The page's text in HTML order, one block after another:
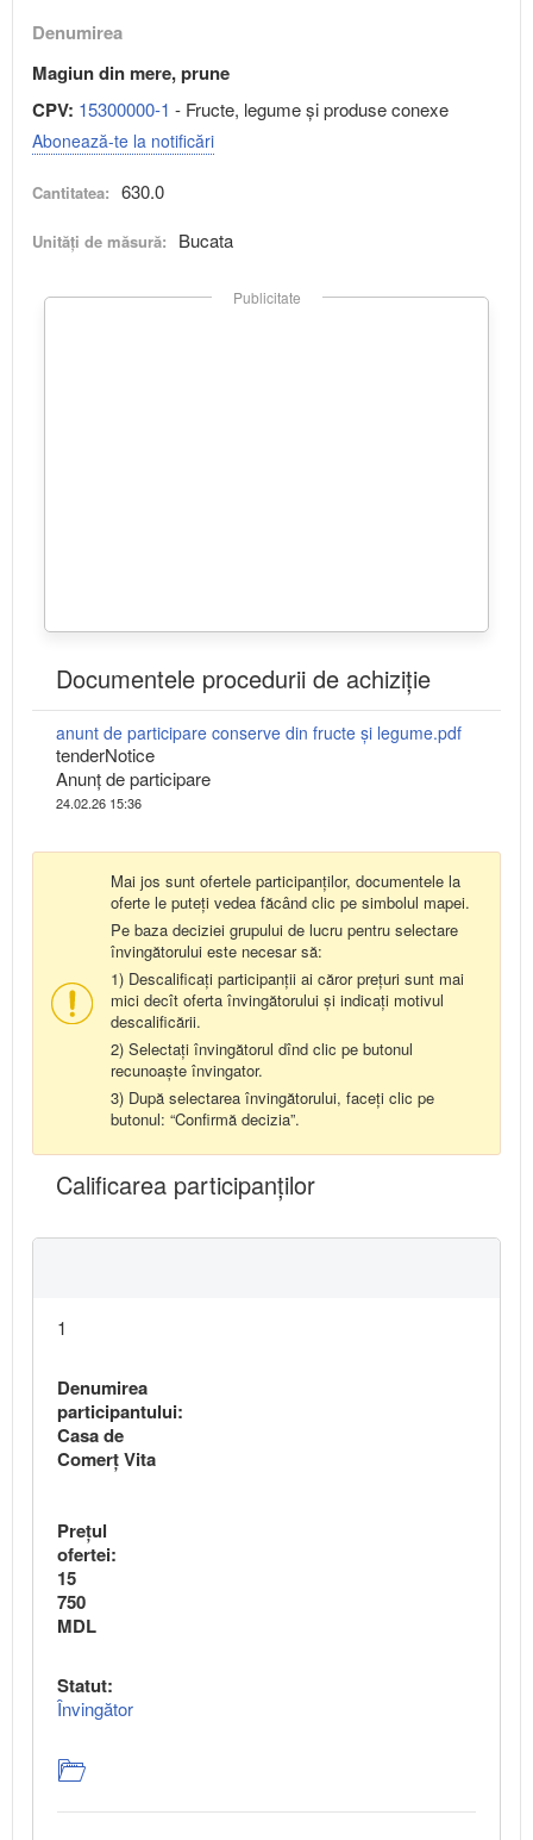
Denumirea
Magiun din mere, prune
CPV: 15300000-1 - Fructe, legume şi produse conexe
Abonează-te la notificări
Cantitatea: 630.0
Unități de măsură: Bucata
Publicitate
Documentele procedurii de achiziție
anunt de participare conserve din fructe și legume.pdf
tenderNotice
Anunț de participare
24.02.26 15:36
Mai jos sunt ofertele participanților, documentele la
oferte le puteți vedea făcând clic pe simbolul mapei.
Pe baza deciziei grupului de lucru pentru selectare
învingătorului este necesar să:
1) Descalificați participanții ai căror prețuri sunt mai
mici decît oferta învingătorului și indicați motivul
descalificării.
2) Selectați învingătorul dînd clic pe butonul
recunoaște învingator.
3) După selectarea învingătorului, faceți clic pe
butonul: “Confirmă decizia”.
Calificarea participanţilor
1
Denumirea
participantului:
Casa de
Comerț Vita
Preţul
ofertei:
15
750
MDL
Statut:
Învingător